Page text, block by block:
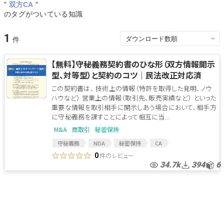
ちょこっと相談とは？
ログイン
" 双方CA "
のタグがついている知識
1
【無料】守秘義務契約書のひな形（双方情報開示
型、対等型）と契約のコツ│民法改正対応済
この契約書は、 技術上の情報（特許を取得した発明、ノウ
ハウなど） 営業上の情報（取引先、販売実績など） といった
重要な情報を取引相手に開示しあう場合において、相手方
に守秘義務を課すことによって相互に当...
M&A 商取引 秘密保持
守秘義務 NDA 秘密保持
CA
コンフィデンシャルアグリーメント
守秘義務契約
0件のレビュー
34.7k 394 6